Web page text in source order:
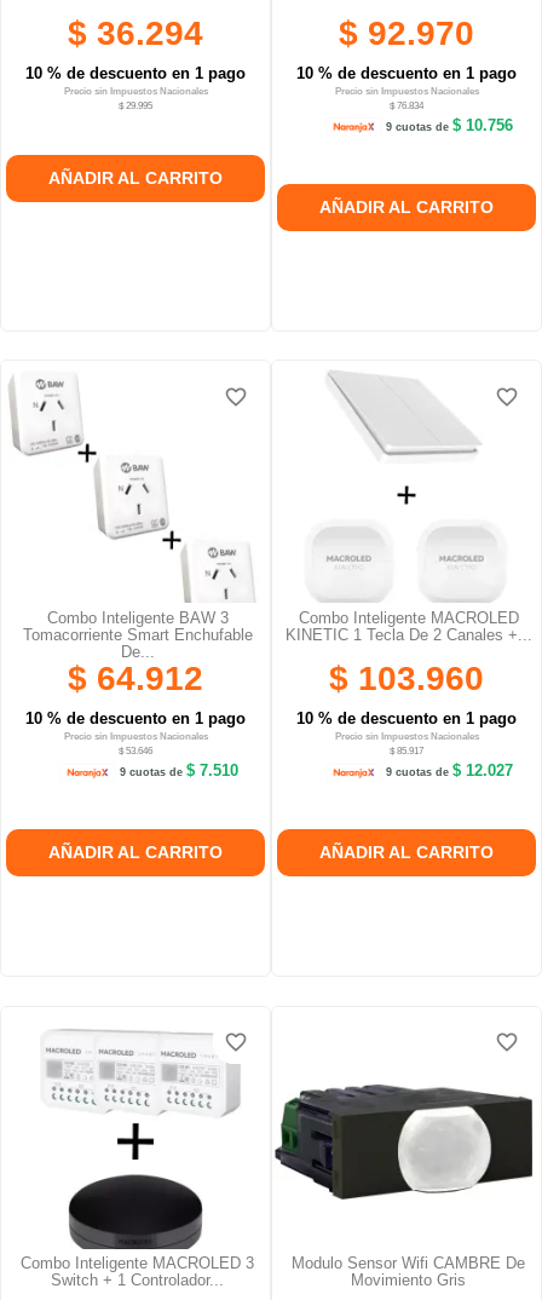
$ 36.294
10 % de descuento en 1 pago
Precio sin Impuestos Nacionales
$ 29.995
AÑADIR AL CARRITO
$ 92.970
10 % de descuento en 1 pago
Precio sin Impuestos Nacionales
$ 76.834
9 cuotas de$ 10.756
AÑADIR AL CARRITO
Combo Inteligente BAW 3
Tomacorriente Smart Enchufable
De...
$ 64.912
10 % de descuento en 1 pago
Precio sin Impuestos Nacionales
$ 53.646
9 cuotas de $ 7.510
AÑADIR AL CARRITO
favorite_border
favorite_border
favorite_border
Combo Inteligente MACROLED
KINETIC 1 Tecla De 2 Canales +...
$ 103.960
10 % de descuento en 1 pago
Precio sin Impuestos Nacionales
$ 85.917
9 cuotas de$ 12.027
AÑADIR AL CARRITO
favorite_border
favorite_border
favorite_border
Combo Inteligente MACROLED 3
Switch + 1 Controlador...
favorite_border
favorite_border
favorite_border
Modulo Sensor Wifi CAMBRE De
Movimiento Gris
favorite_border
favorite_border
favorite_border